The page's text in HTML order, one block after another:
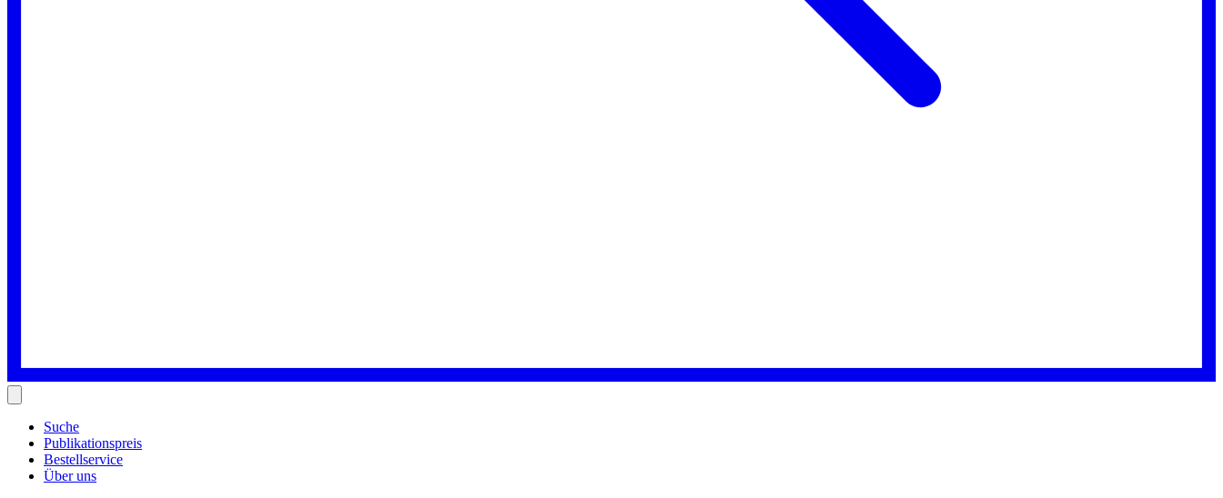
Suche
Publikationspreis
Bestellservice
Über uns